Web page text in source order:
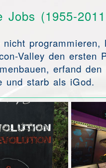
Jobs (1955-
nicht
Valley den ersten
erfand den
und starb als iGod.